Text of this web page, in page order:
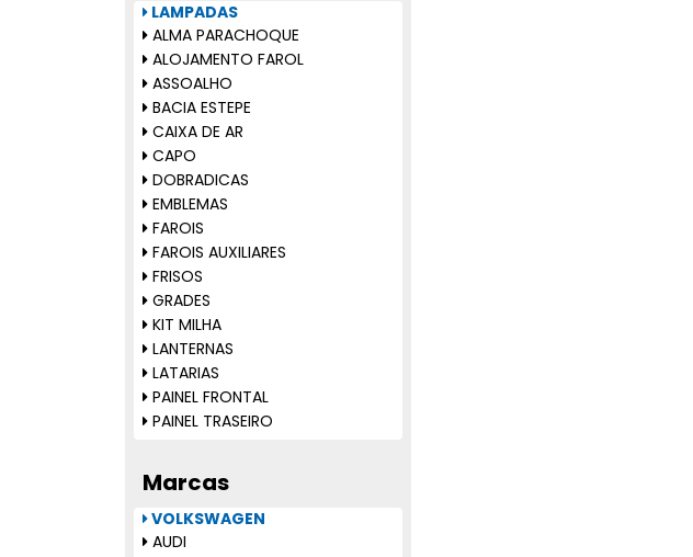
ALMA PARACHOQUE
ALOJAMENTO FAROL
ASSOALHO
BACIA ESTEPE
CAIXA DE AR
CAPO
DOBRADICAS
EMBLEMAS
FAROIS
FAROIS AUXILIARES
FRISOS
GRADES
KIT MILHA
LAMPADAS
LANTERNAS
LATARIAS
PAINEL FRONTAL
PAINEL TRASEIRO
PARABARRO
PARACHOQUES
PARALAMAS
REFLETOR PARACHOQUE
Marcas
AUDI
VOLKSWAGEN